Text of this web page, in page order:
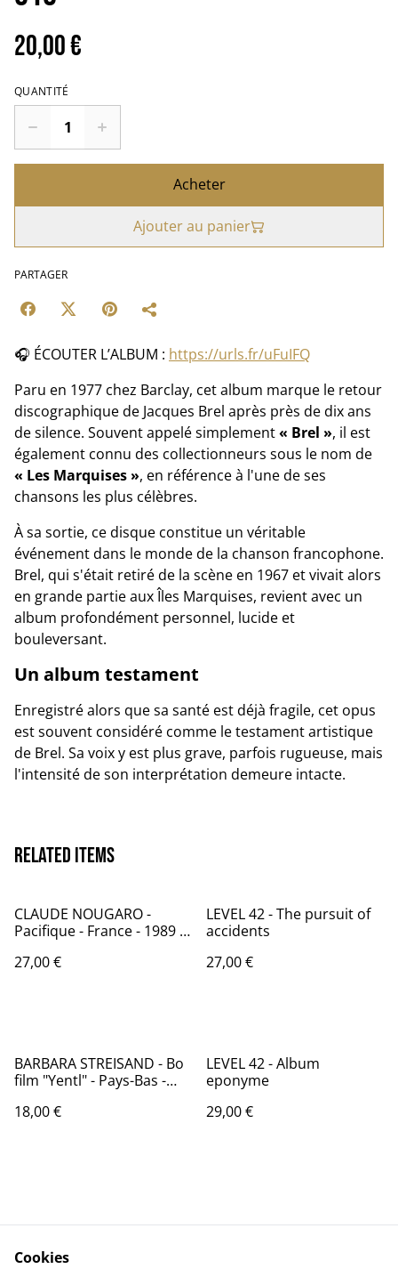
20,00 €
QUANTITÉ
Acheter
Ajouter au panier
PARTAGER
🎧 ÉCOUTER L’ALBUM : https://urls.fr/uFuIFQ
Paru en 1977 chez Barclay, cet album marque le retour
discographique de Jacques Brel après près de dix ans
de silence. Souvent appelé simplement« Brel », il est
également connu des collectionneurs sous le nom de
« Les Marquises », en référence à l'une de ses
chansons les plus célèbres.
À sa sortie, ce disque constitue un véritable
événement dans le monde de la chanson francophone.
Brel, qui s'était retiré de la scène en 1967 et vivait alors
en grande partie aux Îles Marquises, revient avec un
album profondément personnel, lucide et
bouleversant.
Un album testament
Enregistré alors que sa santé est déjà fragile, cet opus
est souvent considéré comme le testament artistique
de Brel. Sa voix y est plus grave, parfois rugueuse, mais
l'intensité de son interprétation demeure intacte.
Related items
CLAUDE NOUGARO -
Pacifique - France - 1989 -
27,00 €
LEVEL 42 - The pursuit of
accidents
27,00 €
BARBARA STREISAND - Bo
film "Yentl" - Pays-Bas -
86302
18,00 €
LEVEL 42 - Album
eponyme
29,00 €
Cookies